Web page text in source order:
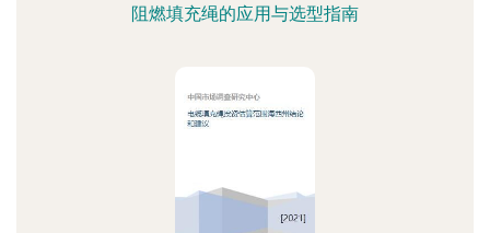
阻燃填充绳的应用与选型指南